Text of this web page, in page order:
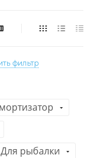
Для рыбалки
фильтр